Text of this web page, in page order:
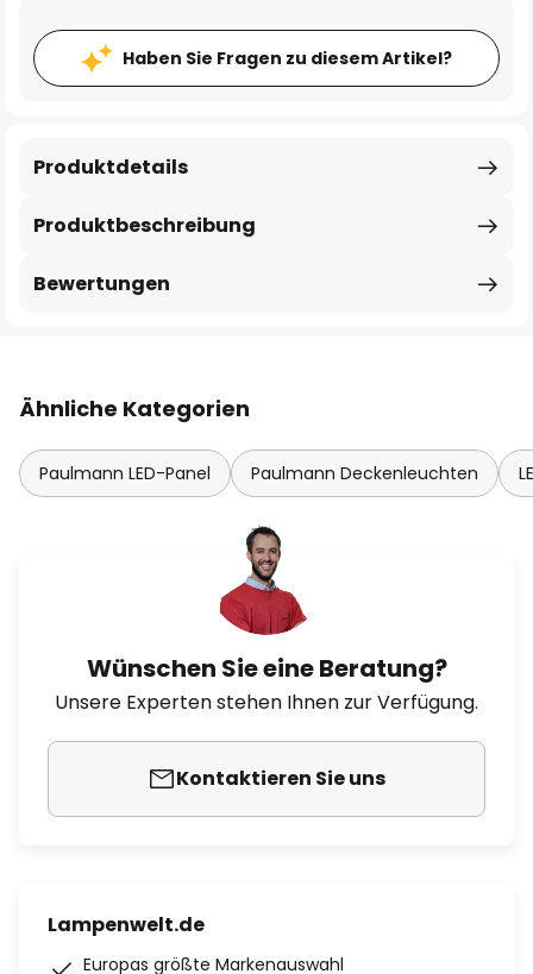
Haben Sie Fragen zu diesem Artikel?
Produktbeschreibung
Produktdetails
Bewertungen
Ähnliche Kategorien
Paulmann LED-Panel Paulmann Deckenleuchten
Wünschen Sie eine Beratung?
Unsere Experten stehen Ihnen zur Verfügung.
Kontaktieren Sie uns
Lampenwelt.de
Europas größte Markenauswahl